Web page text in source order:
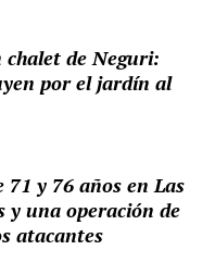
de Neguri:
por el jardín al
y 76 años en Las
y una operación de
atacantes